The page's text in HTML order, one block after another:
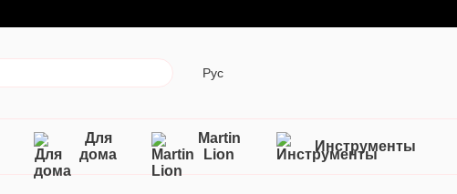
Рус
Для
дома
Martin
Lion
Инструменты